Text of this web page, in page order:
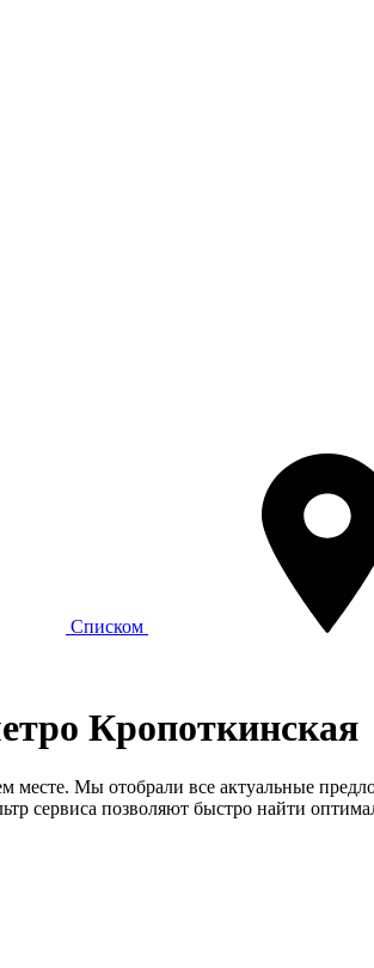
Списком
Кропоткинская
Мы отобрали все актуальные
позволяют быстро найти